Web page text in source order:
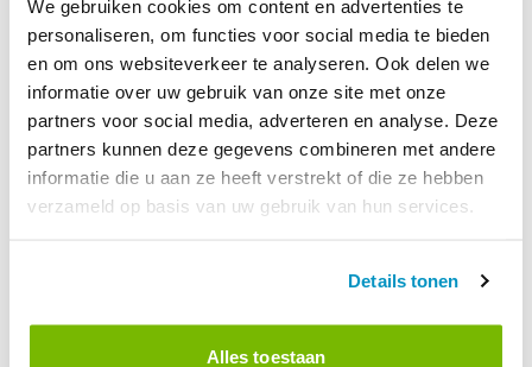
We gebruiken cookies om content en advertenties te
personaliseren, om functies voor social media te bieden
en om ons websiteverkeer te analyseren. Ook delen we
informatie over uw gebruik van onze site met onze
partners voor social media, adverteren en analyse. Deze
partners kunnen deze gegevens combineren met andere
informatie die u aan ze heeft verstrekt of die ze hebben
verzameld op basis van uw gebruik van hun services.
Details tonen
Alles toestaan